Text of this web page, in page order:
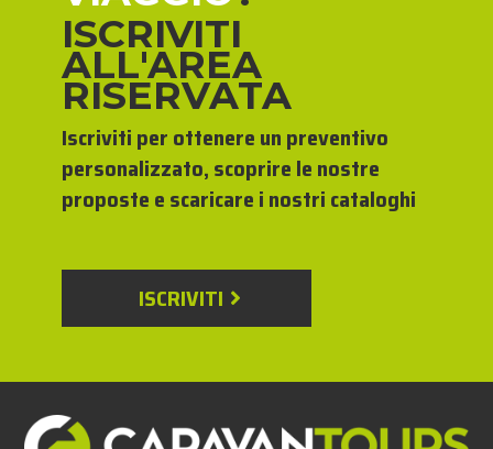
ISCRIVITI
ALL'AREA
RISERVATA
Iscriviti per ottenere un preventivo
personalizzato, scoprire le nostre
proposte e scaricare i nostri cataloghi
ISCRIVITI